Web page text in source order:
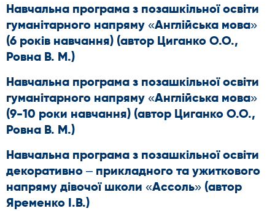
Навчальна програма з позашкільної освіти
гуманітарного напряму «Англійська мова»
(6 років навчання) (автор Циганко О.О.,
Ровна В. М.)
Навчальна програма з позашкільної освіти
гуманітарного напряму «Англійська мова»
(9-10 роки навчання) (автор Циганко О.О.,
Ровна В. М.)
Навчальна програма з позашкільної освіти
декоративно – прикладного та ужиткового
напряму дівочої школи «Ассоль» (автор
Яременко І.В.)